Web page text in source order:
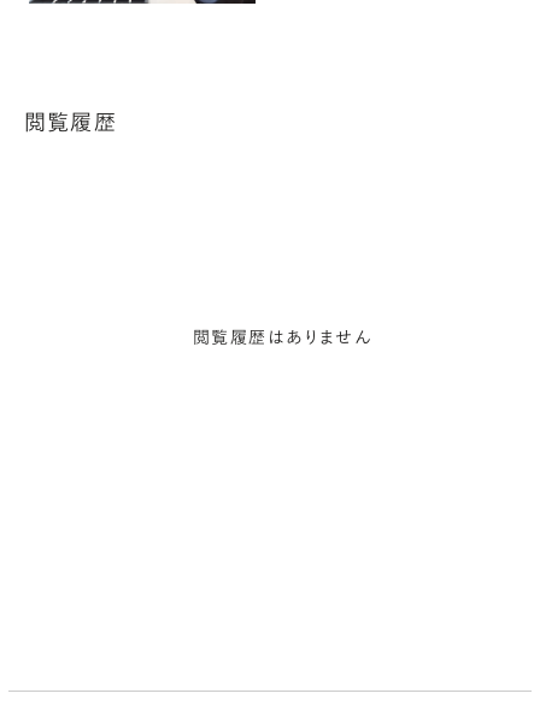
閲覧履歴
閲覧履歴はありません